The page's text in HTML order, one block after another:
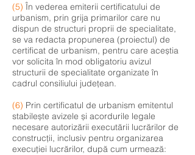
(5) În vederea emiterii certificatului de
urbanism, prin grija primarilor care nu
dispun de structuri proprii de specialitate,
se va redacta propunerea (proiectul) de
certificat de urbanism, pentru care aceștia
vor solicita în mod obligatoriu avizul
structurii de specialitate organizate în
cadrul consiliului județean.
(6) Prin certificatul de urbanism emitentul
stabilește avizele și acordurile legale
necesare autorizării executării lucrărilor de
construcții, inclusiv pentru organizarea
execuției lucrărilor, după cum urmează: